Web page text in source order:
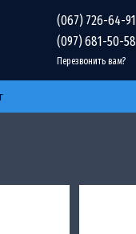
(067) 726-64-91
(097) 681-50-58
Перезвонить вам?